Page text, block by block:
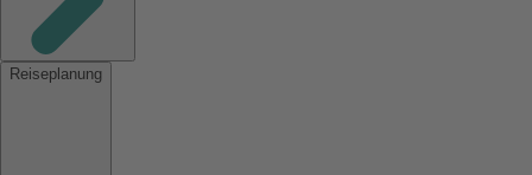
Reiseplanung